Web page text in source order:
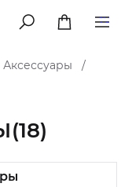
меню
Аксессуары /
(18)